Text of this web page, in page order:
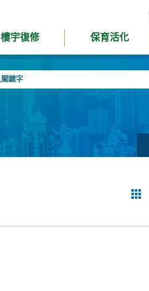
樓宇復修 保育活化